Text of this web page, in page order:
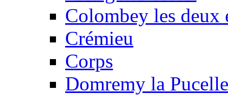
Colombey les deux
Crémieu
Corps
Domremy la Pucelle